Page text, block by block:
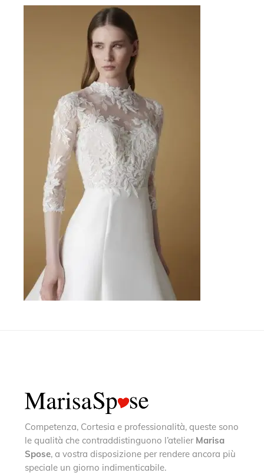
Competenza, Cortesia e professionalità, queste sono
le qualità che contraddistinguono l’atelier Marisa
Spose, a vostra disposizione per rendere ancora più
speciale un giorno indimenticabile.